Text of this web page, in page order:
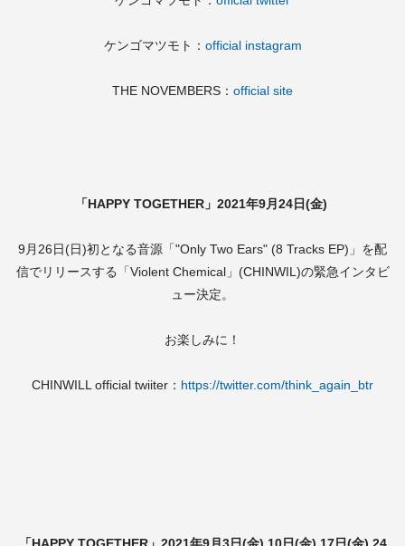
ケンゴマツモト： official instagram
THE NOVEMBERS： official site
「HAPPY TOGETHER」2021年9月24日(金)
9月26日(日)初となる音源「"Only Two Ears" (8 Tracks EP)」を配
信でリリースする「Violent Chemical」(CHINWIL)の緊急インタビ
ュー決定。
お楽しみに！
CHINWILL official twiiter： https://twitter.com/think_again_btr